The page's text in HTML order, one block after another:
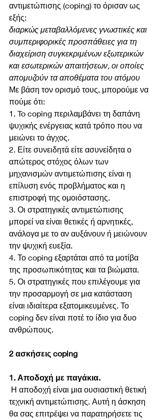
αντιμετώπισης (coping) το όρισαν ως
εξής:
διαρκώς μεταβαλλόμενες γνωστικές και
συμπεριφορικές προσπάθειες για τη
διαχείριση συγκεκριμένων εξωτερικών
και εσωτερικών απαιτήσεων, οι οποίες
απομυζούν τα αποθέματα του ατόμου
Με βάση τον ορισμό τους, μπορούμε να
πούμε ότι:
1. To coping περιλαμβάνει τη δαπάνη
ψυχικής ενέργειας κατά τρόπο που να
μειώνει το άγχος.
2. Είτε συνειδητά είτε ασυνείδητα ο
απώτερος στόχος όλων των
μηχανισμών αντιμετώπισης είναι η
επίλυση ενός προβλήματος και η
επιστροφή της ομοιόστασης.
3. Οι στρατηγικές αντιμετώπισης
μπορεί να είναι θετικές ή αρνητικές,
ανάλογα με το αν αυξάνουν ή μειώνουν
την ψυχική ευεξία.
4. Το coping εξαρτάται από τα μοτίβα
της προσωπικότητας και τα βιώματα.
5. Οι στρατηγικές που επιλέγουμε για
την προσαρμογή σε μια κατάσταση
είναι ιδιαίτερα εξατομικευμένες. Το
coping δεν είναι ποτέ το ίδιο για δυο
ανθρώπους.
2 ασκήσεις coping
1. Αποδοχή με παγάκια.
τεχνική αντιμετώπισης. Αυτή η άσκηση
θα σας επιτρέψει να παρατηρήσετε τις